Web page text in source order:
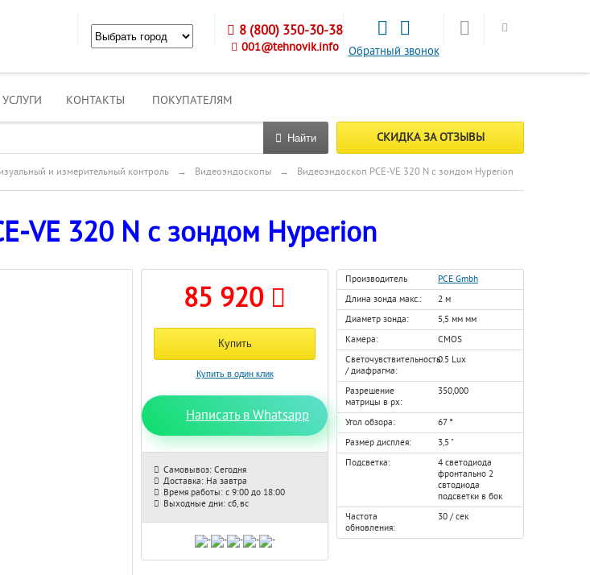
Обратный звонок
8 (800) 350-30-38
001@tehnovik.info
УСЛУГИ КОНТАКТЫ ПОКУПАТЕЛЯМ
Найти СКИДКА ЗА ОТЗЫВЫ
и измерительный контроль → Видеоэндоскопы → Видеоэндоскоп PCE-VE 320 N с зондом Hyperion
VE 320 N с зондом Hyperion
85 920
Написать в Whatsapp
Самовывоз: Сегодня
Доставка: На завтра
Время работы: с 9:00 до 18:00
Выходные дни: сб, вс
Производитель
PCE Gmbh
Длина зонда макс.:
2 м
Диаметр зонда:
5,5 мм мм
Камера:
CMOS
Светочувствительность
/ диафрагма:
0.5 Lux
Разрешение
матрицы в px:
350,000
Угол обзора:
67 °
Размер дисплея:
3,5 "
Подсветка:
4 светодиода
фронтально 2
свтодиода
подсветки в бок
Частота
обновления:
30 / сек